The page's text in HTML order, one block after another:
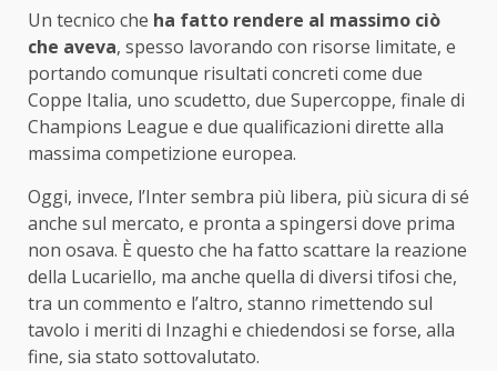
Un tecnico che ha fatto rendere al massimo ciò
che aveva, spesso lavorando con risorse limitate, e
portando comunque risultati concreti come due
Coppe Italia, uno scudetto, due Supercoppe, finale di
Champions League e due qualificazioni dirette alla
massima competizione europea.
Oggi, invece, l’Inter sembra più libera, più sicura di sé
anche sul mercato, e pronta a spingersi dove prima
non osava. È questo che ha fatto scattare la reazione
della Lucariello, ma anche quella di diversi tifosi che,
tra un commento e l’altro, stanno rimettendo sul
tavolo i meriti di Inzaghi e chiedendosi se forse, alla
fine, sia stato sottovalutato.